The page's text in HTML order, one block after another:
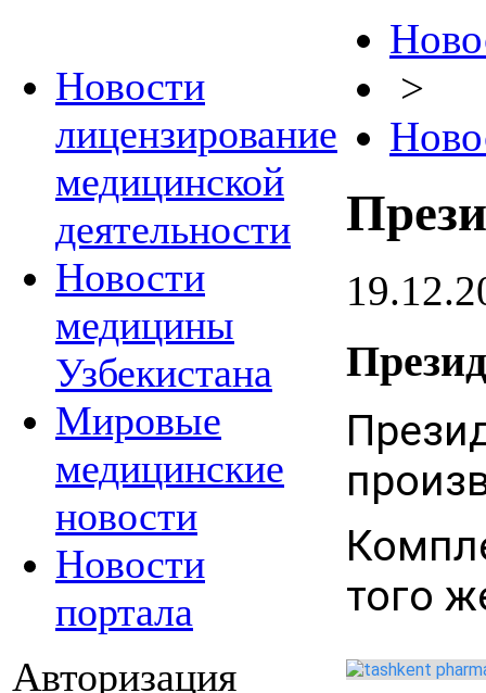
Новости
лицензирование
медицинской
деятельности
Новости
медицины
Узбекистана
Мировые
медицинские
новости
Новости
портала
Авторизация
>
того